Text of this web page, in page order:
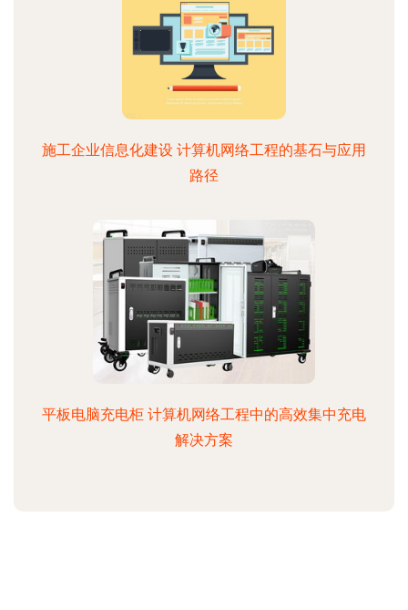
施工企业信息化建设 计算机网络工程的基石与应用
路径
平板电脑充电柜 计算机网络工程中的高效集中充电
解决方案